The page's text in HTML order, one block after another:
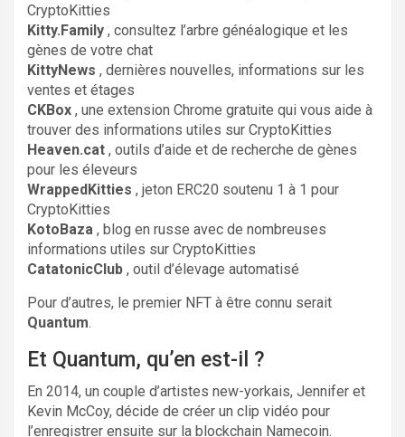
CryptoKitties
Kitty.Family , consultez l’arbre généalogique et les
gènes de votre chat
KittyNews , dernières nouvelles, informations sur les
ventes et étages
CKBox , une extension Chrome gratuite qui vous aide à
trouver des informations utiles sur CryptoKitties
Heaven.cat , outils d’aide et de recherche de gènes
pour les éleveurs
WrappedKitties , jeton ERC20 soutenu 1 à 1 pour
CryptoKitties
KotoBaza , blog en russe avec de nombreuses
informations utiles sur CryptoKitties
CatatonicClub , outil d’élevage automatisé
Pour d’autres, le premier NFT à être connu serait
Quantum.
Et Quantum, qu’en est-il ?
En 2014, un couple d’artistes new-yorkais, Jennifer et
Kevin McCoy, décide de créer un clip vidéo pour
l’enregistrer ensuite sur la blockchain Namecoin.